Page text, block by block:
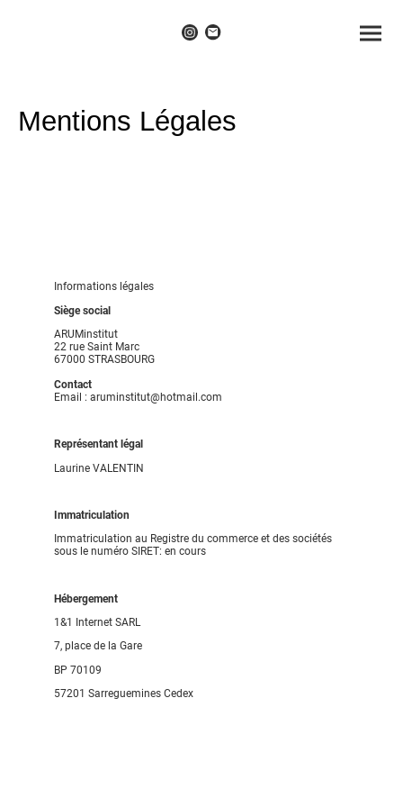
Mentions Légales
Informations légales
Siège social
ARUMinstitut
22 rue Saint Marc
67000 STRASBOURG
Contact
Email : aruminstitut@hotmail.com
Représentant légal
Laurine VALENTIN
Immatriculation
Immatriculation au Registre du commerce et des sociétés
sous le numéro SIRET: en cours
Hébergement
1&1 Internet SARL
7, place de la Gare
BP 70109
57201 Sarreguemines Cedex